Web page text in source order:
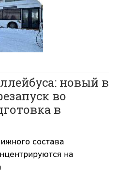
новый в
во
в
состава
на